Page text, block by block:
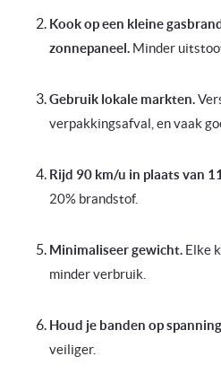
Kook op een kleine
zonnepaneel. Minder
Gebruik lokale markten.
verpakkingsafval, en vaak
Rijd 90 km/u in plaats van
20% brandstof.
Minimaliseer gewicht. Elke
minder verbruik.
Houd je banden op
veiliger.